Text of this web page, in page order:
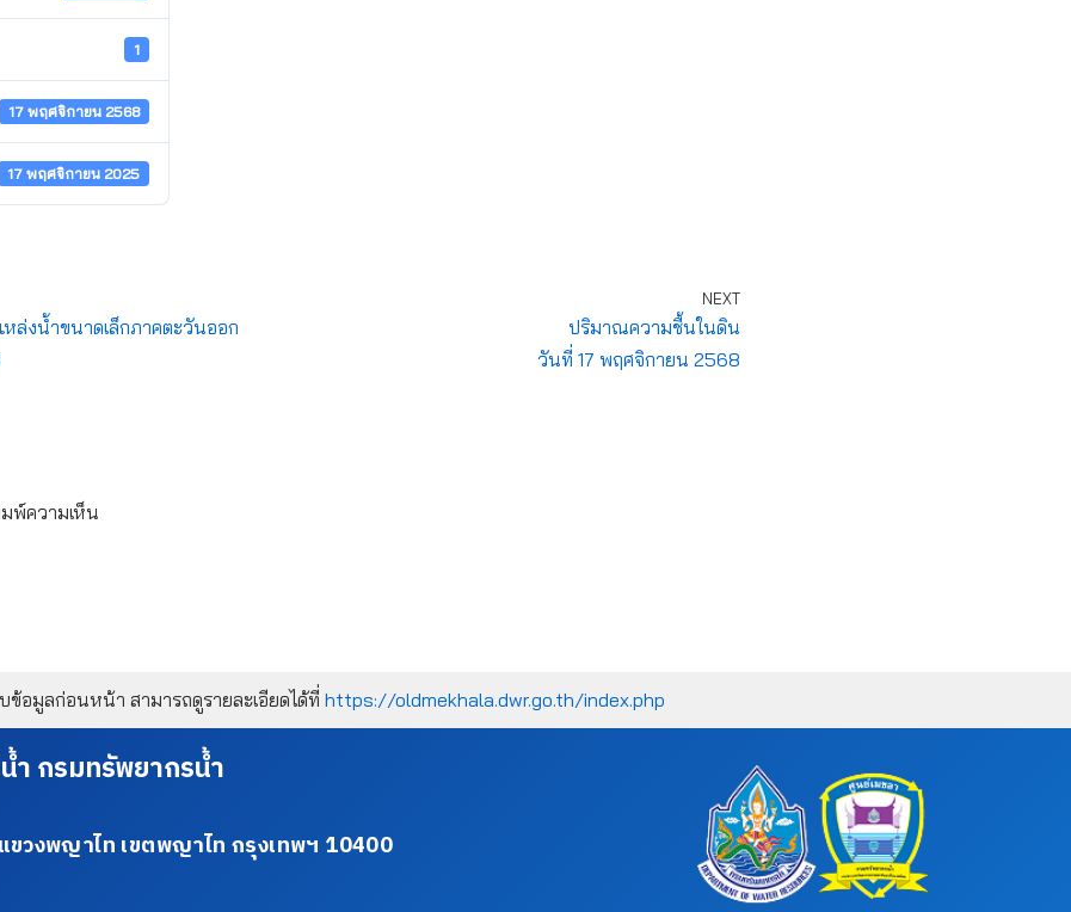
1
17 พฤศจิกายน 2568
17 พฤศจิกายน 2025
งน้ำขนาดเล็กภาคตะวันออก
NEXT
ปริมาณความชื้นในดิน
วันที่ 17 พฤศจิกายน 2568
พ์ความเห็น
ข้อมูลก่อนหน้า สามารถดูรายละเอียดได้ที่ https://oldmekhala.dwr.go.th/index.php
ำ กรมทรัพยากรน้ำ
วงพญาไท เขตพญาไท กรุงเทพฯ 10400